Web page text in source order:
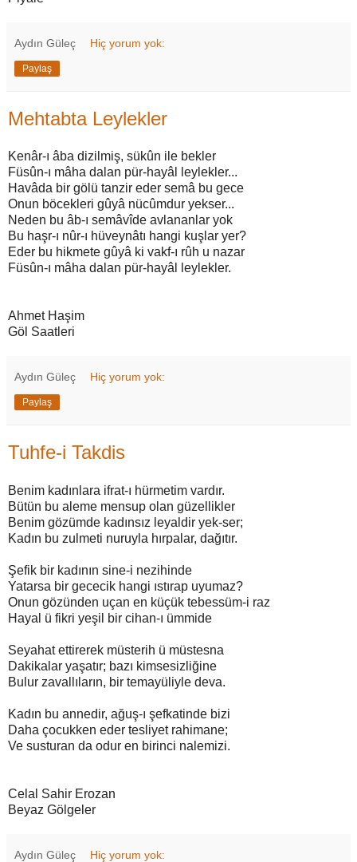
Aydın Güleç Hiç yorum yok:
Paylaş
Mehtabta Leylekler
Kenâr-ı âba dizilmiş, sükûn ile bekler
Füsûn-ı mâha dalan pür-hayâl leylekler...
Havâda bir gölü tanzir eder semâ bu gece
Onun böcekleri gûyâ nücûmdur yekser...
Neden bu âb-ı semâvîde avlananlar yok
Bu haşr-ı nûr-ı hüveynâtı hangi kuşlar yer?
Eder bu hikmete gûyâ ki vakf-ı rûh u nazar
Füsûn-ı mâha dalan pür-hayâl leylekler.
Ahmet Haşim
Göl Saatleri
Aydın Güleç Hiç yorum yok:
Paylaş
Tuhfe-i Takdis
Benim kadınlara ifrat-ı hürmetim vardır.
Bütün bu aleme mensup olan güzellikler
Benim gözümde kadınsız leyaldir yek-ser;
Kadın bu zulmeti nuruyla hırpalar, dağıtır.
Şefik bir kadının sine-i nezihinde
Yatarsa bir gececik hangi ıstırap uyumaz?
Onun gözünden uçan en küçük tebessüm-i raz
Hayal ü fikri yeşil bir cihan-ı ümmide
Seyahat ettirerek müsterih ü müstesna
Dakikalar yaşatır; bazı kimsesizliğine
Bulur zavallıların, bir temayüliyle deva.
Kadın bu annedir, ağuş-ı şefkatinde bizi
Daha çocukken eder tesliyet rahimane;
Ve susturan da odur en birinci nalemizi.
Celal Sahir Erozan
Beyaz Gölgeler
Aydın Güleç Hiç yorum yok: